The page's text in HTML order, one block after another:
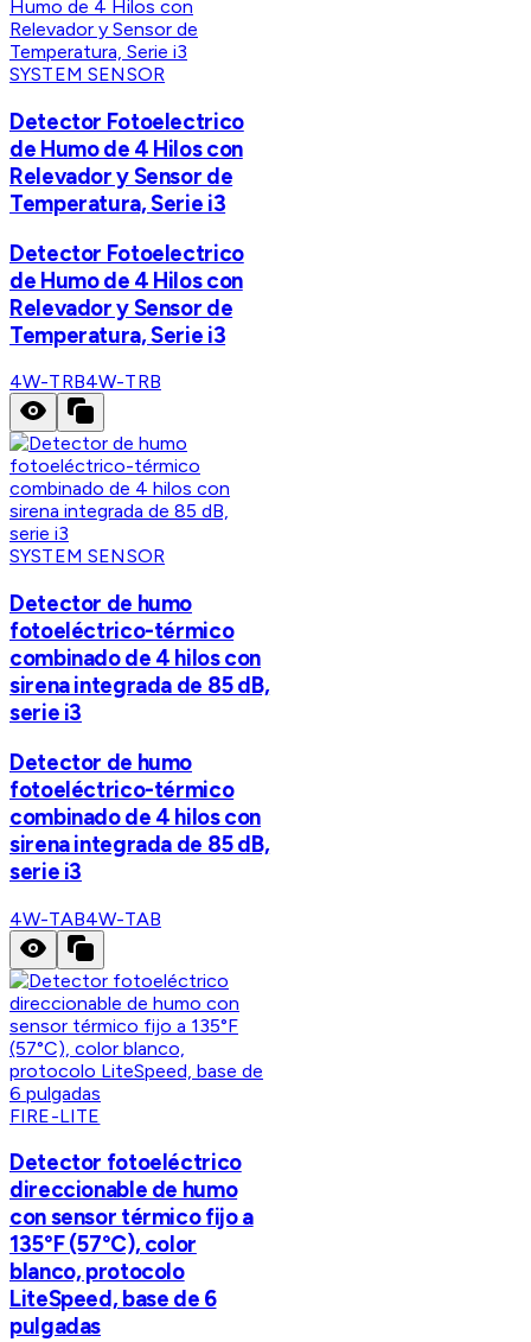
SYSTEM SENSOR
Detector Fotoelectrico
de Humo de 4 Hilos con
Relevador y Sensor de
Temperatura, Serie i3
Detector Fotoelectrico
de Humo de 4 Hilos con
Relevador y Sensor de
Temperatura, Serie i3
4W-TRB4W-TRB
SYSTEM SENSOR
Detector de humo
fotoeléctrico-térmico
combinado de 4 hilos con
sirena integrada de 85 dB,
serie i3
Detector de humo
fotoeléctrico-térmico
combinado de 4 hilos con
sirena integrada de 85 dB,
serie i3
4W-TAB4W-TAB
FIRE-LITE
Detector fotoeléctrico
direccionable de humo
con sensor térmico fijo a
135°F (57°C), color
blanco, protocolo
LiteSpeed, base de 6
pulgadas